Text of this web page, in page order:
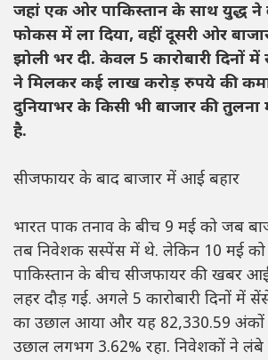
जहां एक ओर पाकिस्तान के साथ युद्ध ने
फोकस में ला दिया, वहीं दूसरी ओर
झोली भर दी. केवल 5 कारोबारी दिनों
ने मिलकर कई लाख करोड़ रुपये की
दुनियाभर के किसी भी बाजार की
है.
सीजफायर के बाद बाजार में आई बहार
भारत पाक तनाव के बीच 9 मई को जब
तब निवेशक सस्पेंस में थे. लेकिन 10 मई
पाकिस्तान के बीच सीजफायर की खबर
लहर दौड़ गई. अगले 5 कारोबारी दिनों में
का उछाल आया और यह 82,330.59
उछाल लगभग 3.62% रहा. निवेशकों ने लंबे